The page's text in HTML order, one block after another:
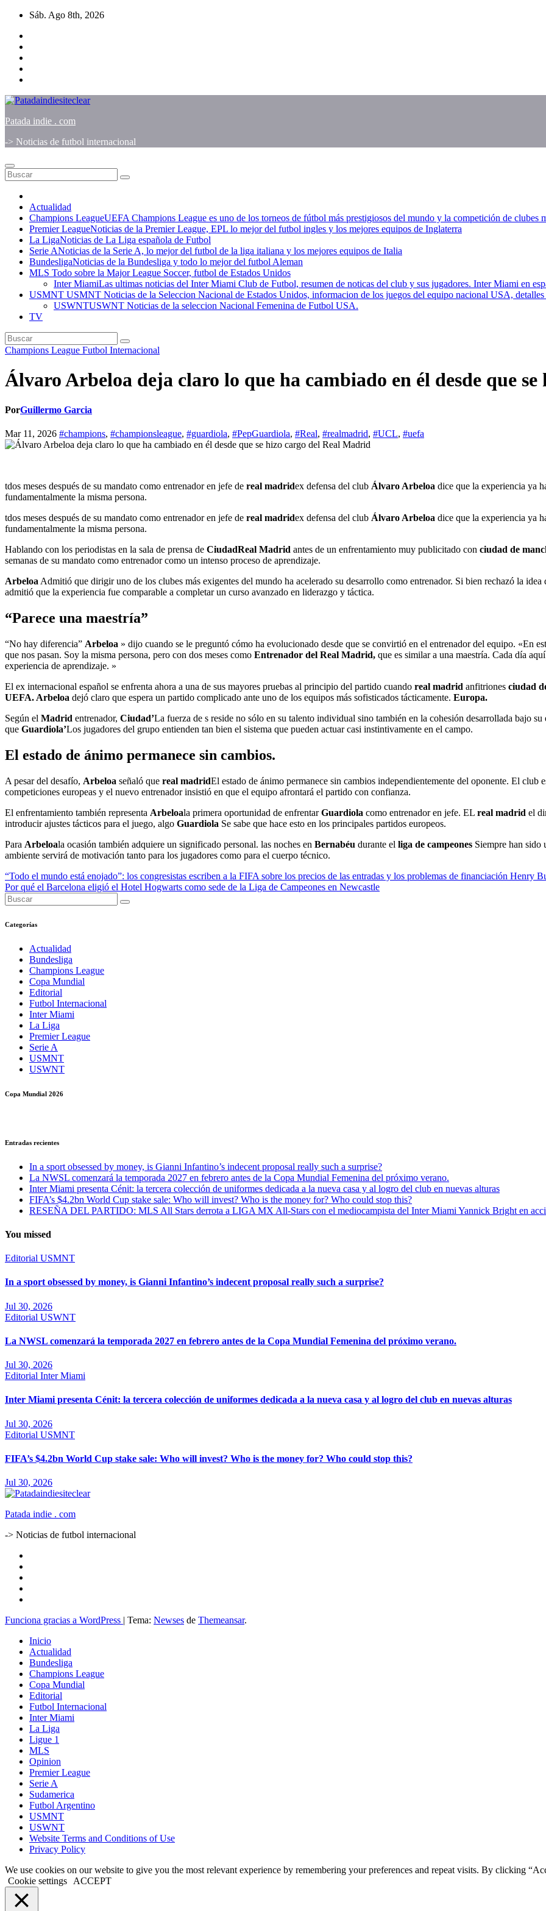
Saltar
contenido
Sáb. Ago 8th, 2026
Patada indie . com
-> Noticias de futbol internacional
Actualidad
Champions LeagueUEFA Champions League es uno de los torneos de fútbol más prestigiosos del mundo y la competición de
Premier LeagueNoticias de la Premier League, EPL lo mejor del futbol ingles y los mejores equipos de Inglaterra
La LigaNoticias de La Liga española de Futbol
Serie ANoticias de la Serie A, lo mejor del futbol de la liga italiana y los mejores equipos de Italia
BundesligaNoticias de la Bundesliga y todo lo mejor del futbol Aleman
MLS Todo sobre la Major League Soccer, futbol de Estados Unidos
Inter MiamiLas ultimas noticias del Inter Miami Club de Futbol, resumen de noticas del club y sus jugadores. Inter Miami en
USMNT USMNT Noticias de la Seleccion Nacional de Estados Unidos, informacion de los juegos del equipo nacional USA,
USWNTUSWNT Noticias de la seleccion Nacional Femenina de Futbol USA.
TV
Champions League Futbol Internacional
Álvaro Arbeloa deja claro lo que ha cambiado en él desde que
PorGuillermo Garcia
Mar 11, 2026 #champions, #championsleague, #guardiola, #PepGuardiola, #Real, #realmadrid, #UCL, #uefa
tdos meses después de su mandato como entrenador en jefe de real madridex defensa del club Álvaro Arbeloa dice que la experiencia ya
fundamentalmente la misma persona.
tdos meses después de su mandato como entrenador en jefe de real madridex defensa del club Álvaro Arbeloa dice que la experiencia ya
fundamentalmente la misma persona.
Hablando con los periodistas en la sala de prensa de CiudadReal Madrid antes de un enfrentamiento muy publicitado con ciudad de
semanas de su mandato como entrenador como un intenso proceso de aprendizaje.
Arbeloa Admitió que dirigir uno de los clubes más exigentes del mundo ha acelerado su desarrollo como entrenador. Si bien rechazó la
admitió que la experiencia fue comparable a completar un curso avanzado en liderazgo y táctica.
“Parece una maestría”
“No hay diferencia” Arbeloa » dijo cuando se le preguntó cómo ha evolucionado desde que se convirtió en el entrenador del equipo. «En
que nos pasan. Soy la misma persona, pero con dos meses como Entrenador del Real Madrid, que es similar a una maestría. Cada día
experiencia de aprendizaje. »
El ex internacional español se enfrenta ahora a una de sus mayores pruebas al principio del partido cuando real madrid anfitriones ciudad
UEFA. Arbeloa dejó claro que espera un partido complicado ante uno de los equipos más sofisticados tácticamente. Europa.
Según el Madrid entrenador, Ciudad’La fuerza de s reside no sólo en su talento individual sino también en la cohesión desarrollada bajo
que Guardiola’Los jugadores del grupo entienden tan bien el sistema que pueden actuar casi instintivamente en el campo.
El estado de ánimo permanece sin cambios.
A pesar del desafío, Arbeloa señaló que real madridEl estado de ánimo permanece sin cambios independientemente del oponente. El club
competiciones europeas y el nuevo entrenador insistió en que el equipo afrontará el partido con confianza.
El enfrentamiento también representa Arbeloala primera oportunidad de enfrentarGuardiola como entrenador en jefe. EL real madrid el
introducir ajustes tácticos para el juego, algo Guardiola Se sabe que hace esto en los principales partidos europeos.
Para Arbeloala ocasión también adquiere un significado personal. las noches en Bernabéu durante el liga de campeones Siempre han sido
ambiente servirá de motivación tanto para los jugadores como para el cuerpo técnico.
Navegación
de
entradas
“Todo el mundo está enojado”: ​​los congresistas escriben a la FIFA sobre los precios de las entradas y los problemas de financiación Henry
Por qué el Barcelona eligió el Hotel Hogwarts como sede de la Liga de Campeones en Newcastle
Categorías
Actualidad
Bundesliga
Champions League
Copa Mundial
Editorial
Futbol Internacional
Inter Miami
La Liga
Premier League
Serie A
USMNT
USWNT
Copa Mundial 2026
Entradas recientes
In a sport obsessed by money, is Gianni Infantino’s indecent proposal really such a surprise?
La NWSL comenzará la temporada 2027 en febrero antes de la Copa Mundial Femenina del próximo verano.
Inter Miami presenta Cénit: la tercera colección de uniformes dedicada a la nueva casa y al logro del club en nuevas alturas
FIFA’s $4.2bn World Cup stake sale: Who will invest? Who is the money for? Who could stop this?
RESEÑA DEL PARTIDO: MLS All Stars derrota a LIGA MX All-Stars con el mediocampista del Inter Miami Yannick Bright en
You missed
Editorial USMNT
In a sport obsessed by money, is Gianni Infantino’s indecent proposal really such a surprise?
Jul 30, 2026
Editorial USWNT
La NWSL comenzará la temporada 2027 en febrero antes de la Copa Mundial Femenina del próximo verano.
Jul 30, 2026
Editorial Inter Miami
Inter Miami presenta Cénit: la tercera colección de uniformes dedicada a la nueva casa y al logro del club en nuevas alturas
Jul 30, 2026
Editorial USMNT
FIFA’s $4.2bn World Cup stake sale: Who will invest? Who is the money for? Who could stop this?
Jul 30, 2026
Patada indie . com
-> Noticias de futbol internacional
Funciona gracias a WordPress | Tema: Newses de Themeansar.
Inicio
Actualidad
Bundesliga
Champions League
Copa Mundial
Editorial
Futbol Internacional
Inter Miami
La Liga
Ligue 1
MLS
Opinion
Premier League
Serie A
Sudamerica
Futbol Argentino
USMNT
USWNT
Website Terms and Conditions of Use
Privacy Policy
We use cookies on our website to give you the most relevant experience by remembering your preferences and repeat visits. By clicking
Cookie settings
ACCEPT